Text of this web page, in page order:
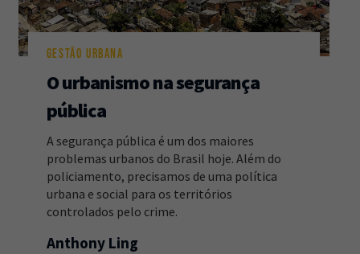
GESTÃO URBANA
O urbanismo na segurança
pública
A segurança pública é um dos maiores
problemas urbanos do Brasil hoje. Além do
policiamento, precisamos de uma política
urbana e social para os territórios
controlados pelo crime.
Anthony Ling